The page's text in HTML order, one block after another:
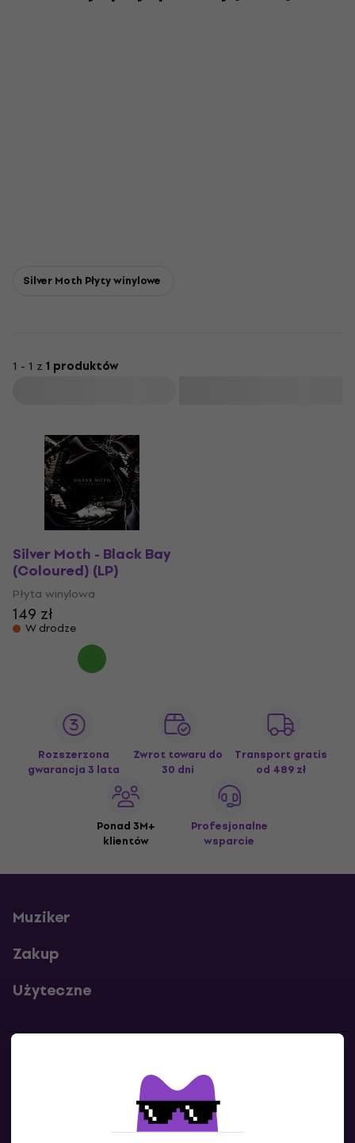
Silver Moth Płyty winylowe
1 - 1 z 1 produktów
Silver Moth - Black Bay
(Coloured) (LP)
Płyta winylowa
149 zł
W drodze
Rozszerzona
gwarancja 3 lata
Zwrot towaru do
30 dni
Transport gratis
od 489 zł
Ponad 3M+
klientów
Profesjonalne
wsparcie
Muziker
Zakup
Użyteczne
Skontaktuj się z nami